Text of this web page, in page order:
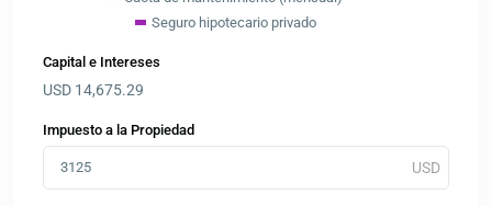
Seguro hipotecario privado
Capital e Intereses
USD 14,675.29
Impuesto a la Propiedad